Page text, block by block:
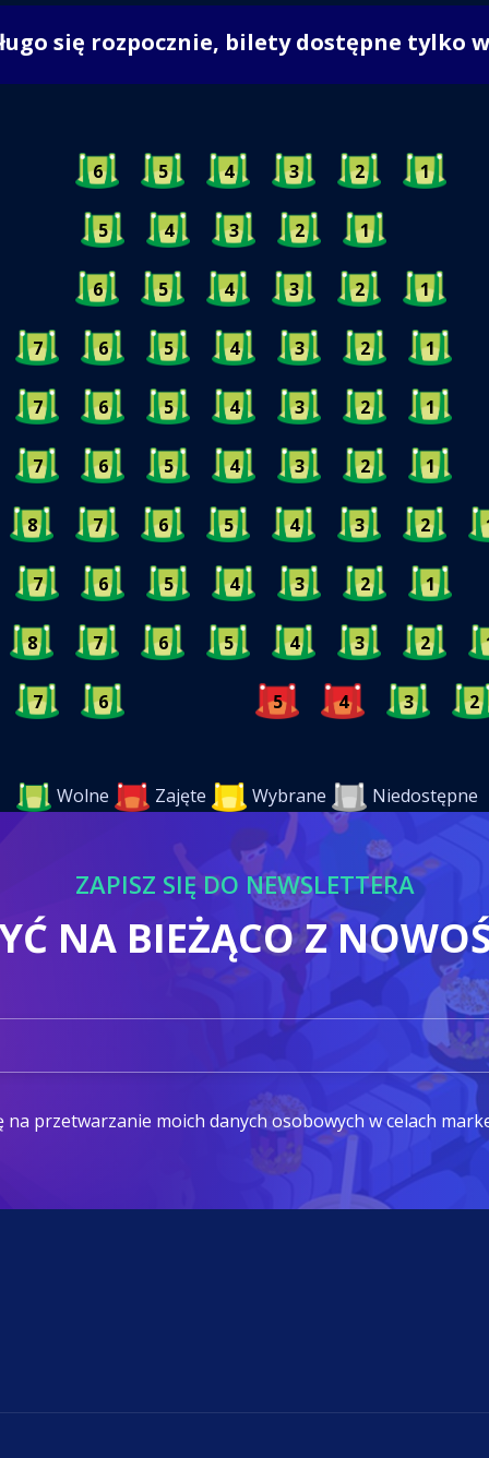
się rozpocznie, bilety dostępne tylko
6 5 4 3 2 1
5 4 3 2 1
6 5 4 3 2 1
7 6 5 4 3 2 1
7 6 5 4 3 2 1
7 6 5 4 3 2 1
8 7 6 5 4 3 2
7 6 5 4 3 2 1
8 7 6 5 4 3 2
7 6 5 4 3 2
Wolne Zajęte Wybrane Niedostępne
ZAPISZ SIĘ DO NEWSLETTERA
NA BIEŻĄCO Z
na przetwarzanie moich danych osobowych w celach